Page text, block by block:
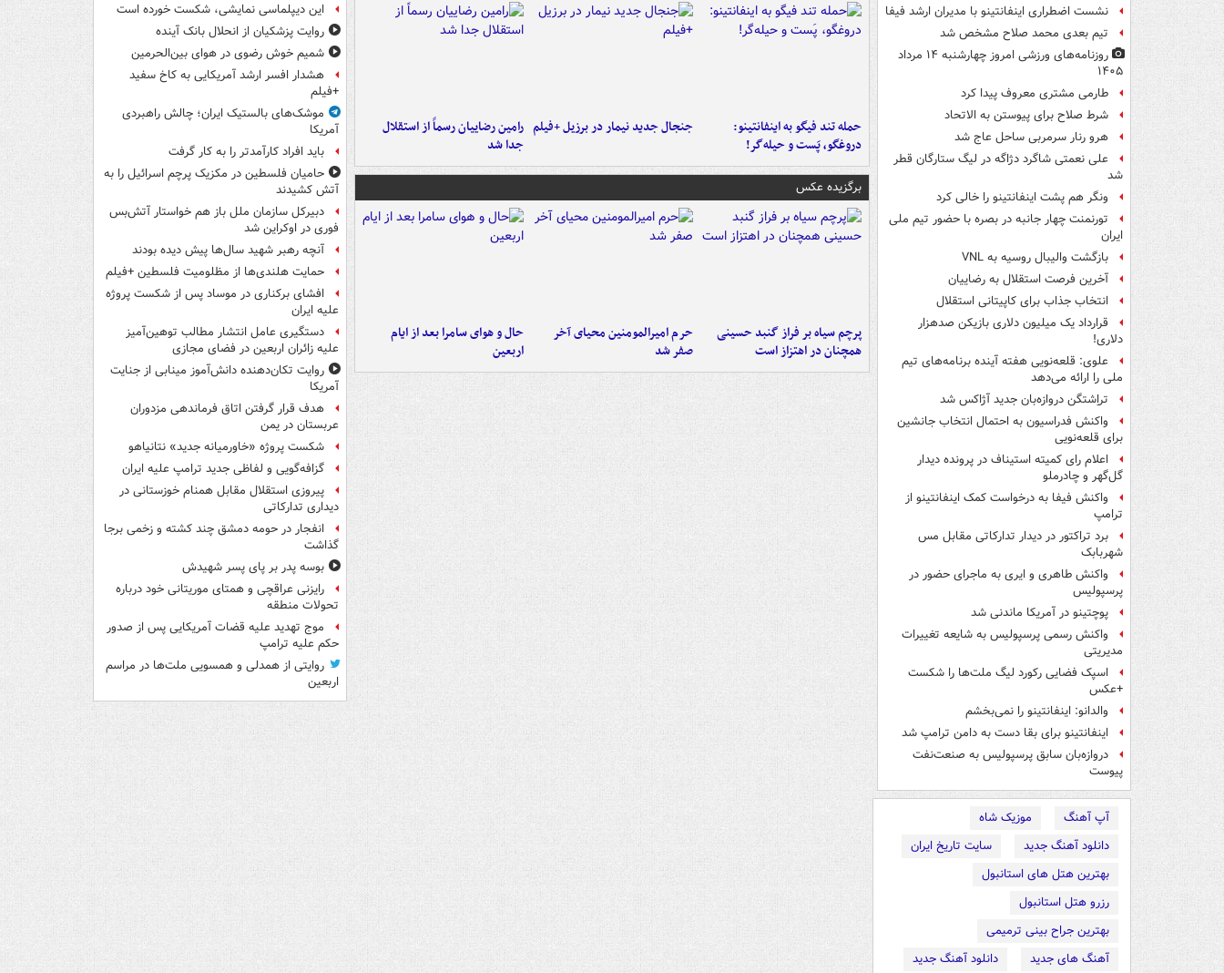
نشست اضطراری اینفانتینو با مدیران ارشد فیفا
تیم بعدی محمد صلاح مشخص شد
روزنامه‌های ورزشی امروز چهارشنبه ۱۴ مرداد
۱۴۰۵
طارمی مشتری معروف پیدا کرد
شرط صلاح برای پیوستن به الاتحاد
هرو رنار سرمربی ساحل عاج شد
علی نعمتی شاگرد دژاگه در لیگ ستارگان قطر
شد
ونگر هم پشت اینفانتینو را خالی کرد
تورنمنت چهار جانبه در بصره با حضور تیم ملی
ایران
بازگشت والیبال روسیه به VNL
آخرین فرصت استقلال به رضاییان
انتخاب جذاب برای کاپیتانی استقلال
قرارداد یک میلیون دلاری بازیکن صدهزار
دلاری!
علوی: قلعه‌نویی هفته آینده برنامه‌های تیم
ملی را ارائه می‌دهد
تراِشتگن دروازه‌بان جدید آژاکس شد
واکنش فدراسیون به احتمال انتخاب جانشین
برای قلعه‌نویی
اعلام رای کمیته استیناف در پرونده دیدار
گل‌گهر و چادرملو
واکنش فیفا به درخواست کمک اینفانتینو از
ترامپ
برد تراکتور در دیدار تدارکاتی مقابل مس
شهربابک
واکنش طاهری و ایری به ماجرای حضور در
پرسپولیس
پوچتینو در آمریکا ماندنی شد
واکنش رسمی پرسپولیس به شایعه تغییرات
مدیریتی
اسپک فضایی رکورد لیگ ملت‌ها را شکست
+عکس
والدانو: اینفانتینو را نمی‌بخشم
اینفانتینو برای بقا دست به دامن ترامپ شد
دروازه‌بان سابق پرسپولیس به صنعت‌نفت
پیوست
آپ آهنگ
موزیک شاه
دانلود آهنگ جدید
سایت تاریخ ایران
بهترین هتل های استانبول
رزرو هتل استانبول
بهترین جراح بینی ترمیمی
آهنگ های جدید
دانلود آهنگ جدید
حمله تند فیگو به اینفانتینو:
دروغگو، پَست‌ و حیله‌گر!
جنجال جدید نیمار در برزیل +فیلم رامین رضاییان رسماً از استقلال
جدا شد
برگزیده عکس
پرچم سیاه بر فراز گنبد حسینی
همچنان در اهتزاز است
حرم امیرالمومنین محیای آخر
صفر شد
حال و هوای سامرا بعد از ایام
اربعین
این دیپلماسی نمایشی، شکست خورده است
روایت پزشکیان از انحلال بانک آینده
شمیم خوش رضوی در هوای بین‌الحرمین
هشدار افسر ارشد آمریکایی به کاخ سفید
+فیلم
موشک‌های بالستیک ایران؛ چالش راهبردی
آمریکا
باید افراد کارآمدتر را به کار گرفت
حامیان فلسطین در مکزیک پرچم اسرائیل را به
آتش کشیدند
دبیرکل سازمان ملل باز هم خواستار آتش‌بس
فوری در اوکراین شد
آنچه رهبر شهید سال‌ها پیش دیده بودند
حمایت هلندی‌ها از مظلومیت فلسطین +فیلم
افشای برکناری در موساد پس از شکست پروژه
علیه ایران
دستگیری عامل انتشار مطالب توهین‌آمیز
علیه زائران اربعین در فضای مجازی
روایت تکان‌دهنده دانش‌آموز مینابی از جنایت
آمریکا
هدف قرار گرفتن اتاق‌ فرماندهی مزدوران
عربستان در یمن
شکست پروژه «خاورمیانه جدید» نتانیاهو
گزافه‌گویی و لفاظی جدید ترامپ علیه ایران
پیروزی استقلال مقابل همنام خوزستانی در
دیداری تدارکاتی
انفجار در حومه دمشق چند کشته و زخمی برجا
گذاشت
بوسه‌ پدر بر پای پسر شهیدش
رایزنی عراقچی و همتای موریتانی خود درباره
تحولات منطقه
موج تهدید علیه قضات آمریکایی پس از صدور
حکم علیه ترامپ
روایتی از همدلی و همسویی ملت‌ها در مراسم
اربعین